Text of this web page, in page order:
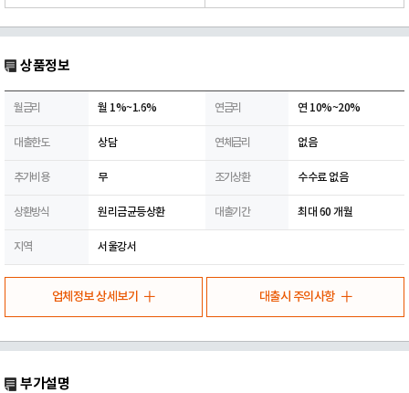
상품정보
월금리 월 1%~1.6% 연금리 연 10%~20%
대출한도 상담 연체금리 없음
추가비용 무 조기상환 수수료 없음
상환방식 원리금균등상환 대출기간 최대 60 개월
지역 서울강서
업체정보 상세보기 대출시 주의사항
부가설명